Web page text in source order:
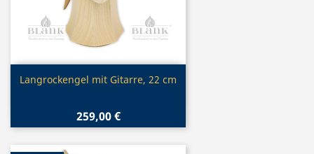
Vorschau
Langrockengel mit Gitarre, 22 cm
259,00 €